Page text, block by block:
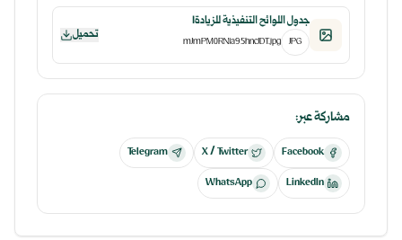
جدول اللوائح التنفيذية للزيادة1
JPG
mJmPM0RN1a95hncJDT.jpg تحميل
مشاركة عبر:
Facebook
X / Twitter
Telegram
LinkedIn
WhatsApp